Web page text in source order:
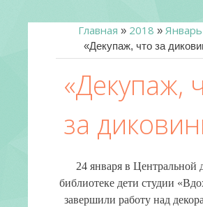
Главная » 2018 » Январь
«Декупаж, что за
«Декупаж,
за
24 января в Центральной
библиотеке дети студии
завершили работу над